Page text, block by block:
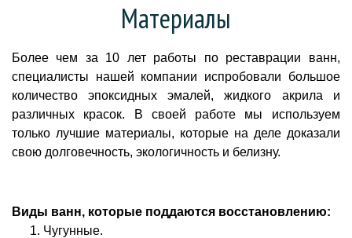
Материалы
Более чем за 10 лет работы по реставрации ванн,
специалисты нашей компании испробовали большое
количество эпоксидных эмалей, жидкого акрила и
различных красок. В своей работе мы используем
только лучшие материалы, которые на деле доказали
свою долговечность, экологичность и белизну.
Виды ванн, которые поддаются восстановлению:
Чугунные.